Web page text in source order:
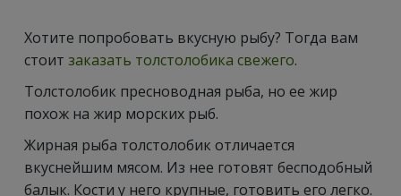
Хотите попробовать вкусную рыбу? Тогда вам
стоит заказать толстолобика свежего.
Толстолобик пресноводная рыба, но ее жир
похож на жир морских рыб.
Жирная рыба толстолобик отличается
вкуснейшим мясом. Из нее готовят бесподобный
балык. Кости у него крупные, готовить его легко.